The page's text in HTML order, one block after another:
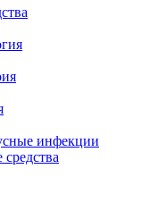
инфекции